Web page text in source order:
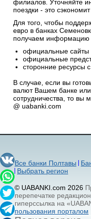
филиалов. Уточняйте
поездки - это
Для того, чтобы
евро в банках
получаем информацию
официальные сайты
официальные
сторонние ресурсы
В случае, если вы
валют Вашем банке
сотрудничества, то вы
@ uabanki.com
Все банки Полтавы
Выбрать регион
© UABANKI.com 2026
перепечатке
гиперссылка на
пользования порталом